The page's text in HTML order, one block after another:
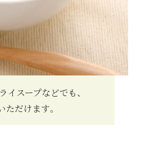
イスープなどでも、
だけます。